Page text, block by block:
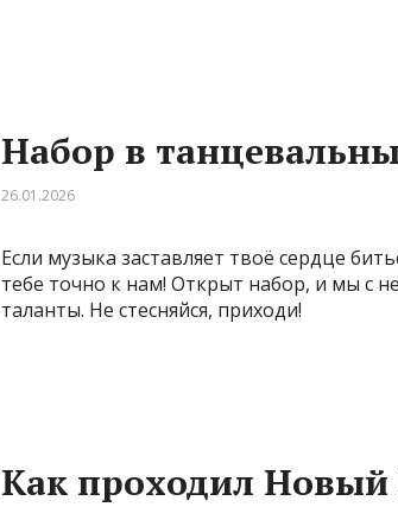
Набор в
26.01.2026
Если музыка заставляет твоё сердце
тебе точно к нам! Открыт набор, и мы с
таланты. Не стесняйся, приходи!
Как проходил Новый